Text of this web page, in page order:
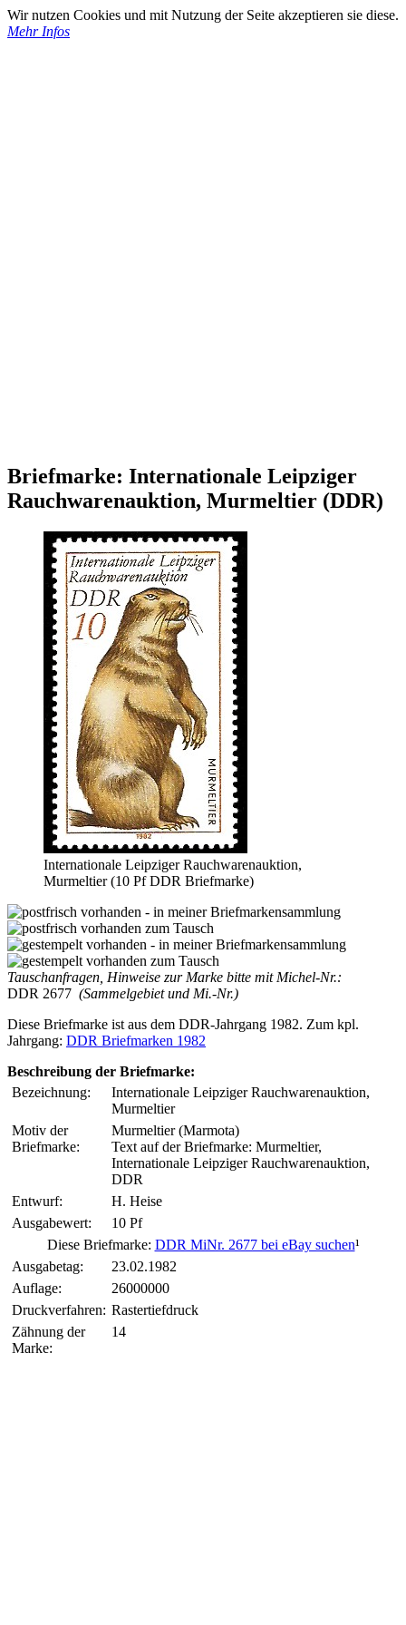
Wir nutzen Cookies und mit Nutzung der Seite akzeptieren sie diese.
Mehr Infos
Briefmarke: Internationale Leipziger
Rauchwarenauktion, Murmeltier (DDR)
Internationale Leipziger Rauchwarenauktion,
Murmeltier (10 Pf DDR Briefmarke)
Tauschanfragen, Hinweise zur Marke bitte mit Michel-Nr.:
DDR 2677 (Sammelgebiet und Mi.-Nr.)
Diese Briefmarke ist aus dem DDR-Jahrgang 1982. Zum kpl.
Jahrgang: DDR Briefmarken 1982
Beschreibung der Briefmarke:
Bezeichnung:
Internationale Leipziger Rauchwarenauktion,
Murmeltier
Motiv der
Briefmarke:
Murmeltier (Marmota)
Text auf der Briefmarke: Murmeltier,
Internationale Leipziger Rauchwarenauktion,
DDR
Entwurf:
H. Heise
Ausgabewert:
10 Pf
Diese Briefmarke: DDR MiNr. 2677 bei eBay suchen¹
Ausgabetag:
23.02.1982
Auflage:
26000000
Druckverfahren: Rastertiefdruck
Zähnung der
Marke:
14